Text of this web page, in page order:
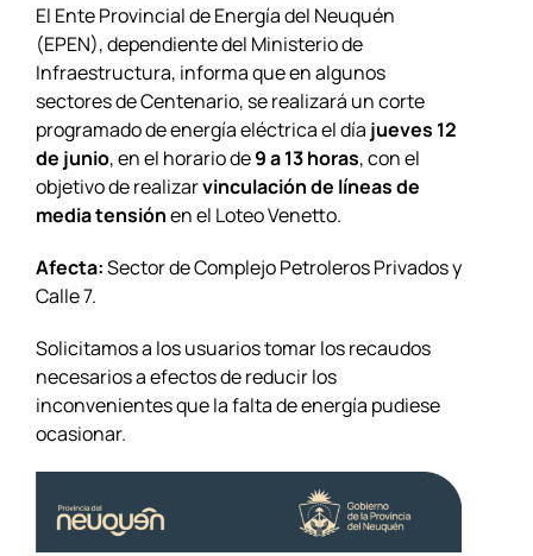
El Ente Provincial de Energía del Neuquén
(EPEN), dependiente del Ministerio de
Infraestructura, informa que en algunos
sectores de Centenario, se realizará un corte
programado de energía eléctrica el día jueves 12
de junio, en el horario de9 a 13 horas, con el
objetivo de realizarvinculación de líneas de
media tensiónen el Loteo Venetto.
Afecta:Sector de Complejo Petroleros Privados y
Calle 7.
Solicitamos a los usuarios tomar los recaudos
necesarios a efectos de reducir los
inconvenientes que la falta de energía pudiese
ocasionar.